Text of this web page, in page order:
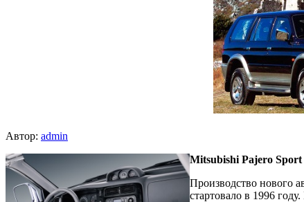
Автор: admin
Mitsubishi Pajero Sport
Производство нового
стартовало в 1996